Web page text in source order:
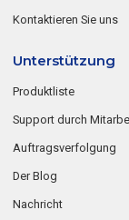
Kontaktieren Sie uns
Unterstützung
Produktliste
Support durch
Auftragsverfolgung
Der Blog
Nachricht